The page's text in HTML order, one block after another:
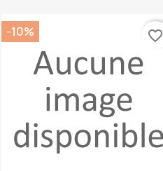
-10% favorite_border